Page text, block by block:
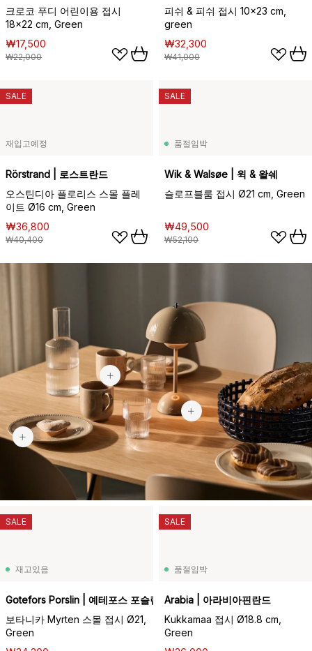
크로코 푸디 어린이용 접시
18x22 cm, Green
₩17,500
₩22,000
피쉬 & 피쉬 접시 10x23 cm,
green
₩32,300
₩41,000
재입고예정
Rörstrand | 로스트란드
오스틴디아 플로리스 스몰 플레
이트 Ø16 cm, Green
₩36,800
₩40,400
SALE
품절임박
Wik & Walsøe | 윅 & 왈쉐
슬로프블룸 접시 Ø21 cm, Green
₩49,500
₩52,100
SALE
₩219,900
₩59,900
₩9,900
재고있음
Gotefors Porslin | 예테포스 포슬린
보타니카 Myrten 스몰 접시 Ø21,
Green
SALE
품절임박
Arabia | 아라비아핀란드
Kukkamaa 접시 Ø18.8 cm,
Green
SALE